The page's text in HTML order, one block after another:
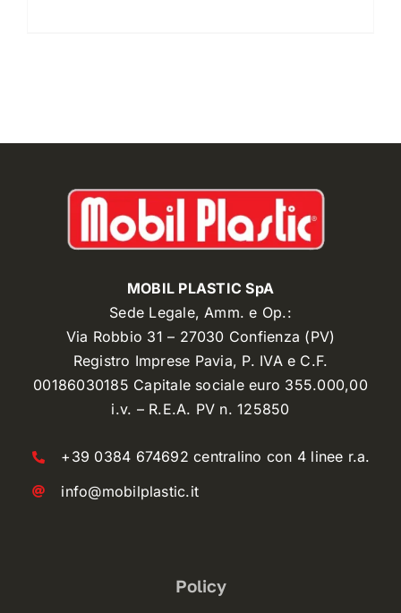
MOBIL PLASTIC SpA
Sede Legale, Amm. e Op.:
Via Robbio 31 – 27030 Confienza (PV)
Registro Imprese Pavia, P. IVA e C.F.
00186030185 Capitale sociale euro 355.000,00
i.v. – R.E.A. PV n. 125850
+39 0384 674692 centralino con 4 linee r.a.
info@mobilplastic.it
Policy